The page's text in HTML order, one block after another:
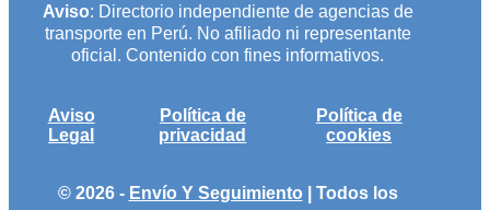
Aviso: Directorio independiente de agencias de
transporte en Perú. No afiliado ni representante
oficial. Contenido con fines informativos.
Aviso
Legal
Política de
privacidad
Política de
cookies
© 2026 - Envío Y Seguimiento | Todos los